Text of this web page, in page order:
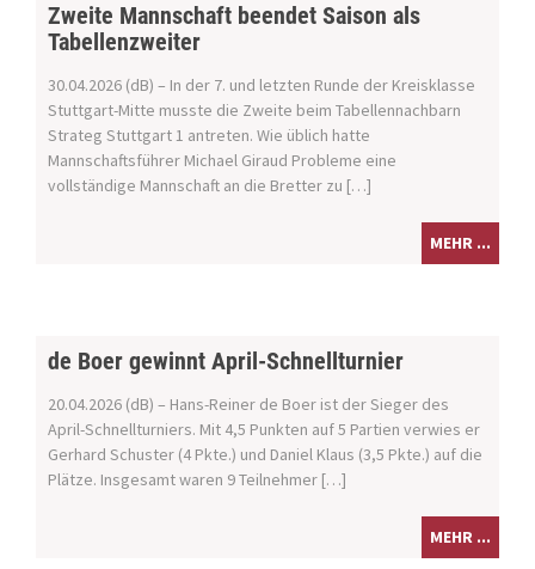
Zweite Mannschaft beendet Saison als
Tabellenzweiter
30.04.2026 (dB) – In der 7. und letzten Runde der Kreisklasse
Stuttgart-Mitte musste die Zweite beim Tabellennachbarn
Strateg Stuttgart 1 antreten. Wie üblich hatte
Mannschaftsführer Michael Giraud Probleme eine
vollständige Mannschaft an die Bretter zu […]
MEHR ...
de Boer gewinnt April-Schnellturnier
20.04.2026 (dB) – Hans-Reiner de Boer ist der Sieger des
April-Schnellturniers. Mit 4,5 Punkten auf 5 Partien verwies er
Gerhard Schuster (4 Pkte.) und Daniel Klaus (3,5 Pkte.) auf die
Plätze. Insgesamt waren 9 Teilnehmer […]
MEHR ...